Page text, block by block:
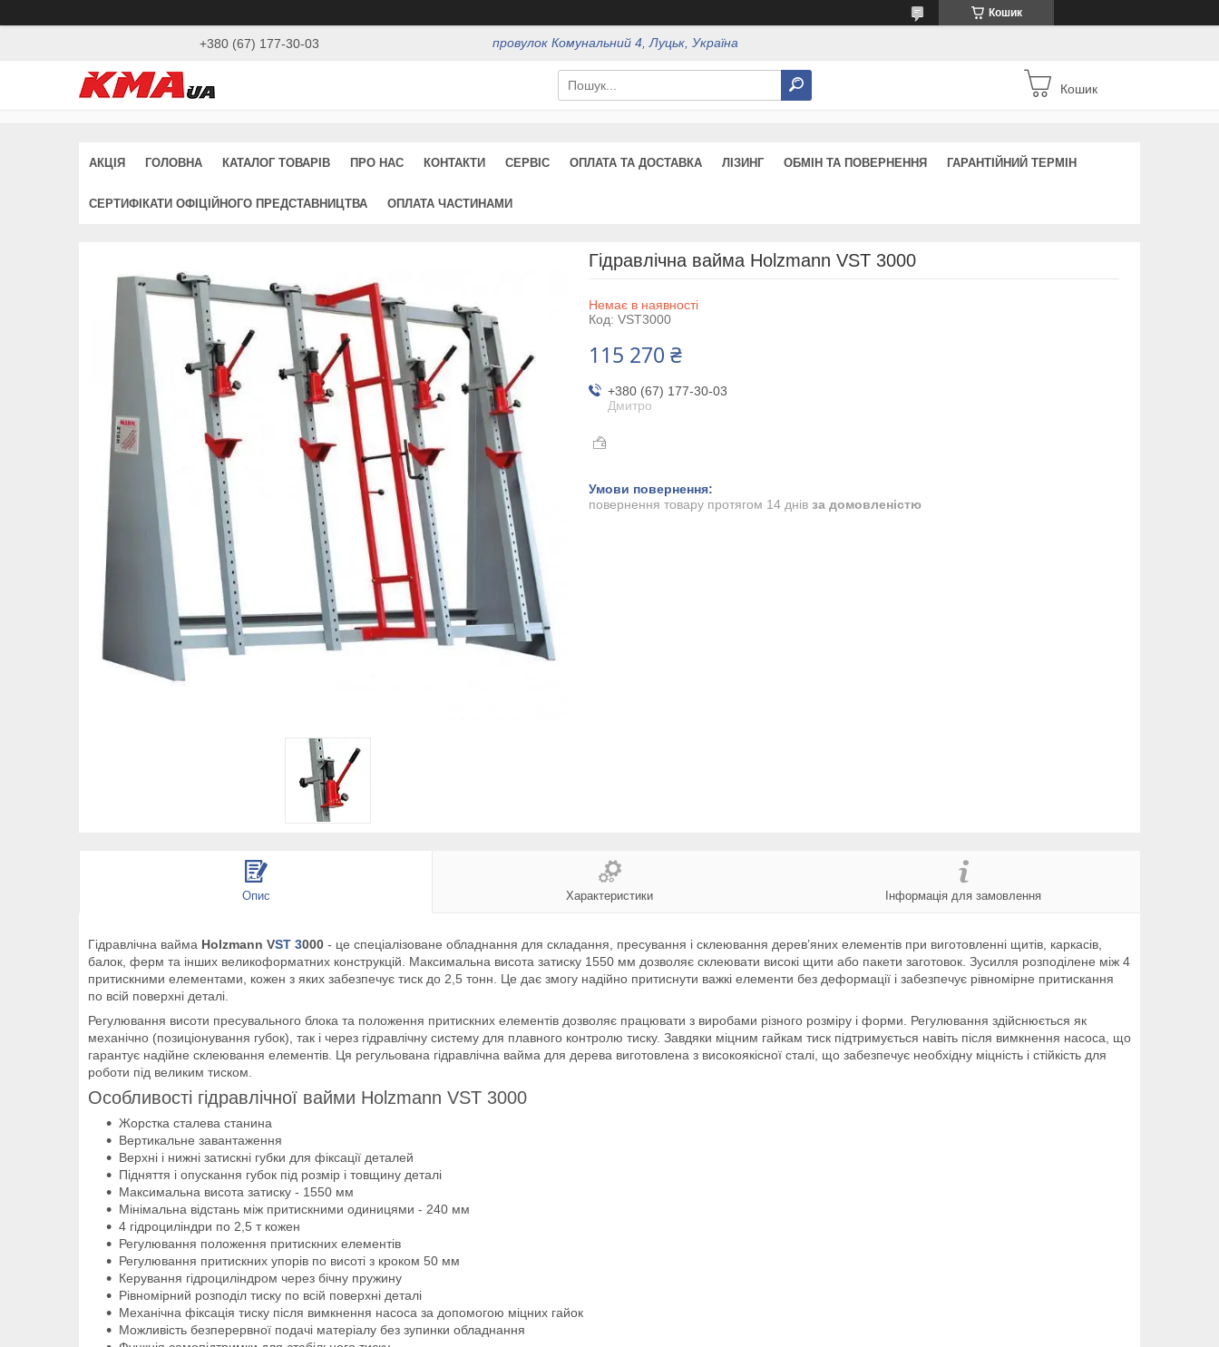
Кошик
+380 (67) 177-30-03 провулок Комунальний 4, Луцьк, Україна
Кошик
АКЦІЯ ГОЛОВНА КАТАЛОГ ТОВАРІВ ПРО НАС КОНТАКТИ СЕРВІС ОПЛАТА ТА ДОСТАВКА ЛІЗИНГ ОБМІН ТА ПОВЕРНЕННЯ ГАРАНТІЙНИЙ ТЕРМІН
СЕРТИФІКАТИ ОФІЦІЙНОГО ПРЕДСТАВНИЦТВА ОПЛАТА ЧАСТИНАМИ
Гідравлічна вайма Holzmann VST 3000
Немає в наявності
Код: VST3000
115 270 ₴
+380 (67) 177-30-03
Дмитро
повернення товару протягом 14 днів за домовленістю
Опис Характеристики Інформація для замовлення
Гідравлічна вайма Holzmann VST 3000 - це спеціалізоване обладнання для складання, пресування і склеювання дерев’яних елементів при виготовленні щитів, каркасів,
балок, ферм та інших великоформатних конструкцій. Максимальна висота затиску 1550 мм дозволяє склеювати високі щити або пакети заготовок. Зусилля розподілене між 4
притискними елементами, кожен з яких забезпечує тиск до 2,5 тонн. Це дає змогу надійно притиснути важкі елементи без деформації і забезпечує рівномірне притискання
по всій поверхні деталі.
Регулювання висоти пресувального блока та положення притискних елементів дозволяє працювати з виробами різного розміру і форми. Регулювання здійснюється як
механічно (позиціонування губок), так і через гідравлічну систему для плавного контролю тиску. Завдяки міцним гайкам тиск підтримується навіть після вимкнення насоса, що
гарантує надійне склеювання елементів. Ця регульована гідравлічна вайма для дерева виготовлена з високоякісної сталі, що забезпечує необхідну міцність і стійкість для
роботи під великим тиском.
Особливості гідравлічної вайми Holzmann VST 3000
Жорстка сталева станина
Вертикальне завантаження
Верхні і нижні затискні губки для фіксації деталей
Підняття і опускання губок під розмір і товщину деталі
Максимальна висота затиску - 1550 мм
Мінімальна відстань між притискними одиницями - 240 мм
4 гідроциліндри по 2,5 т кожен
Регулювання положення притискних елементів
Регулювання притискних упорів по висоті з кроком 50 мм
Керування гідроциліндром через бічну пружину
Рівномірний розподіл тиску по всій поверхні деталі
Механічна фіксація тиску після вимкнення насоса за допомогою міцних гайок
Можливість безперервної подачі матеріалу без зупинки обладнання